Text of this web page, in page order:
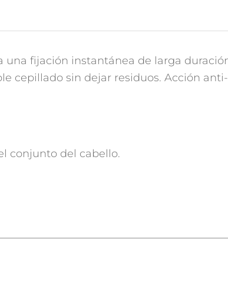
fijación instantánea de larga
cepillado sin dejar residuos. Acción
conjunto del cabello.